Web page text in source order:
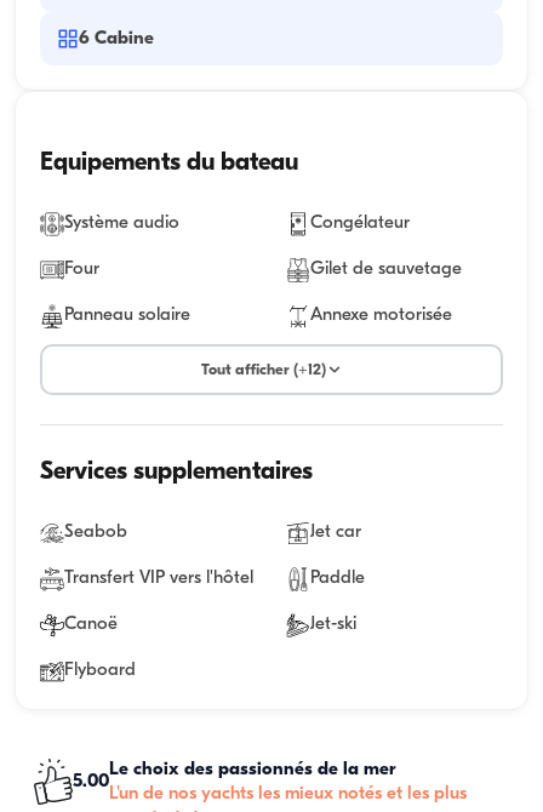
6 Cabine
Equipements du bateau
Système audio Congélateur
Four Gilet de sauvetage
Panneau solaire Annexe motorisée
Tout afficher (+12)
Services supplementaires
Seabob Jet car
Transfert VIP vers l'hôtel Paddle
Canoë Jet-ski
Flyboard
5.00
Le choix des passionnés de la mer
L'un de nos yachts les mieux notés et les plus